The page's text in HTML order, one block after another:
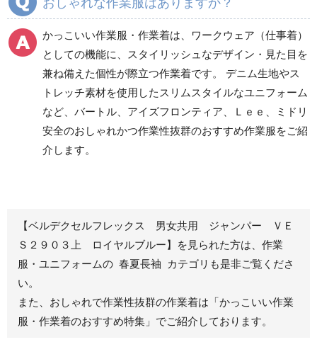
ズボン
ツ
クリーンウェアワーク
パンツ
ズボン
レディース作業着
ブルゾン
ジャンパー
秋冬長袖
スモック
シャツ
かっこいい作業服・作業着は、ワークウェア（仕事着）
としての機能に、スタイリッシュなデザイン・見た目を
兼ね備えた個性が際立つ作業着です。 デニム生地やス
トレッチ素材を使用したスリムスタイルなユニフォーム
など、バートル、アイズフロンティア、Ｌｅｅ、ミドリ
安全のおしゃれかつ作業性抜群のおすすめ作業服をご紹
介します。
【ベルデクセルフレックス 男女共用 ジャンパー ＶＥ
Ｓ２９０３上 ロイヤルブルー】を見られた方は、作業
服・ユニフォームの 春夏長袖 カテゴリも是非ご覧くださ
い。
また、おしゃれで作業性抜群の作業着は 「かっこいい作業
服・作業着のおすすめ特集」 でご紹介しております。